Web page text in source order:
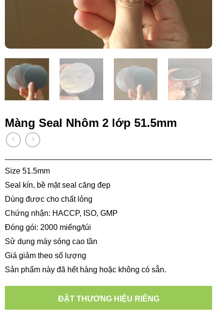
Màng Seal Nhôm 2 lớp 51.5mm
Size 51.5mm
Seal kín, bề mặt seal căng đẹp
Dùng được cho chất lỏng
Chứng nhận: HACCP, ISO, GMP
Đóng gói: 2000 miếng/túi
Sử dụng máy sóng cao tần
Giá giảm theo số lượng
Sản phẩm này đã hết hàng hoặc không có sẵn.
ĐẶT THƯƠNG HIỆU RIÊNG